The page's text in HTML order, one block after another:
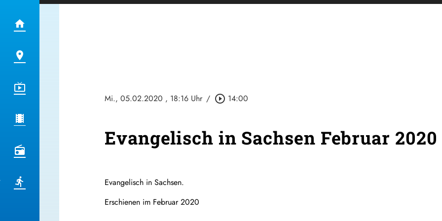
Mi., 05.02.2020 , 18:16 Uhr / play_circle_outline 14:00
Evangelisch in Sachsen Februar 2020
Evangelisch in Sachsen.
Erschienen im Februar 2020